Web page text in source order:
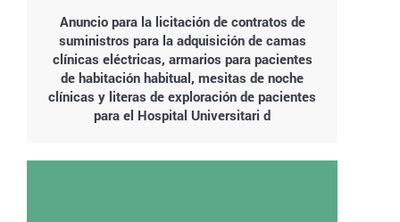
Anuncio para la licitación de contratos de
suministros para la adquisición de camas
clínicas eléctricas, armarios para pacientes
de habitación habitual, mesitas de noche
clínicas y literas de exploración de pacientes
para el Hospital Universitari d